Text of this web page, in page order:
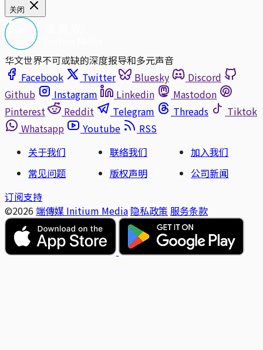
关闭
华文世界不可或缺的深度报导和多元声音
Facebook
Twitter Bluesky
Discord
Github
Instagram Linkedin
Mastodon
Pinterest
Reddit Telegram Threads
Tiktok
Whatsapp
Youtube
RSS
关于我们
联络我们
加入我们
常见问题
版权声明
公司新闻
订阅支持
©2026 端傳媒 Initium Media 隐私政策 服务条款